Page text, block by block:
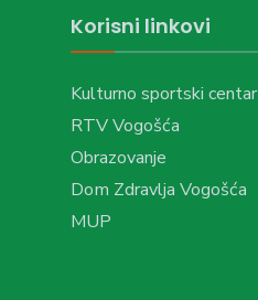
Korisni linkovi
Kulturno sportski centar
RTV Vogošća
Obrazovanje
Dom Zdravlja Vogošća
MUP